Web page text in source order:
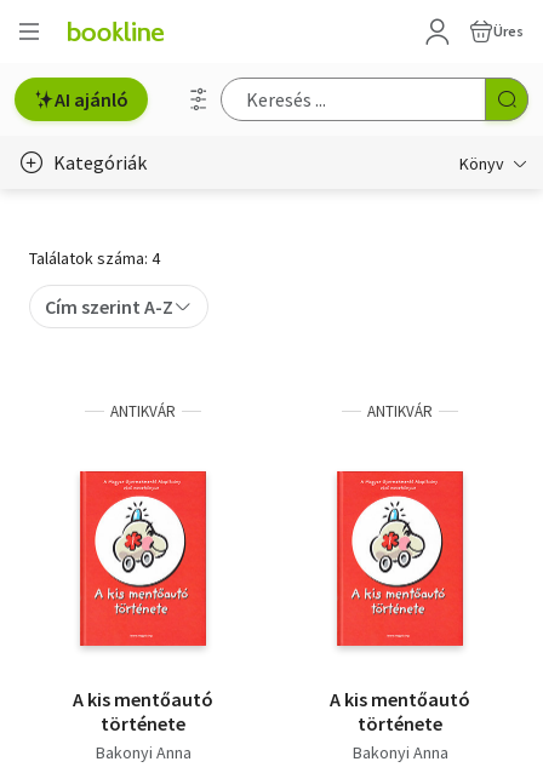
Üres
AI ajánló
Kategóriák Könyv
Gyermek- és ifjúsági
Művészet
Szakkönyv
Szótár, nyelvkönyv
Tankönyv, segédkönyv
Társadalomtudomány
Természettudomány
Találatok száma: 4
Cím szerint A-Z
ANTIKVÁR
A kis mentőautó
története
Bakonyi Anna
ANTIKVÁR
A kis mentőautó
története
Bakonyi Anna